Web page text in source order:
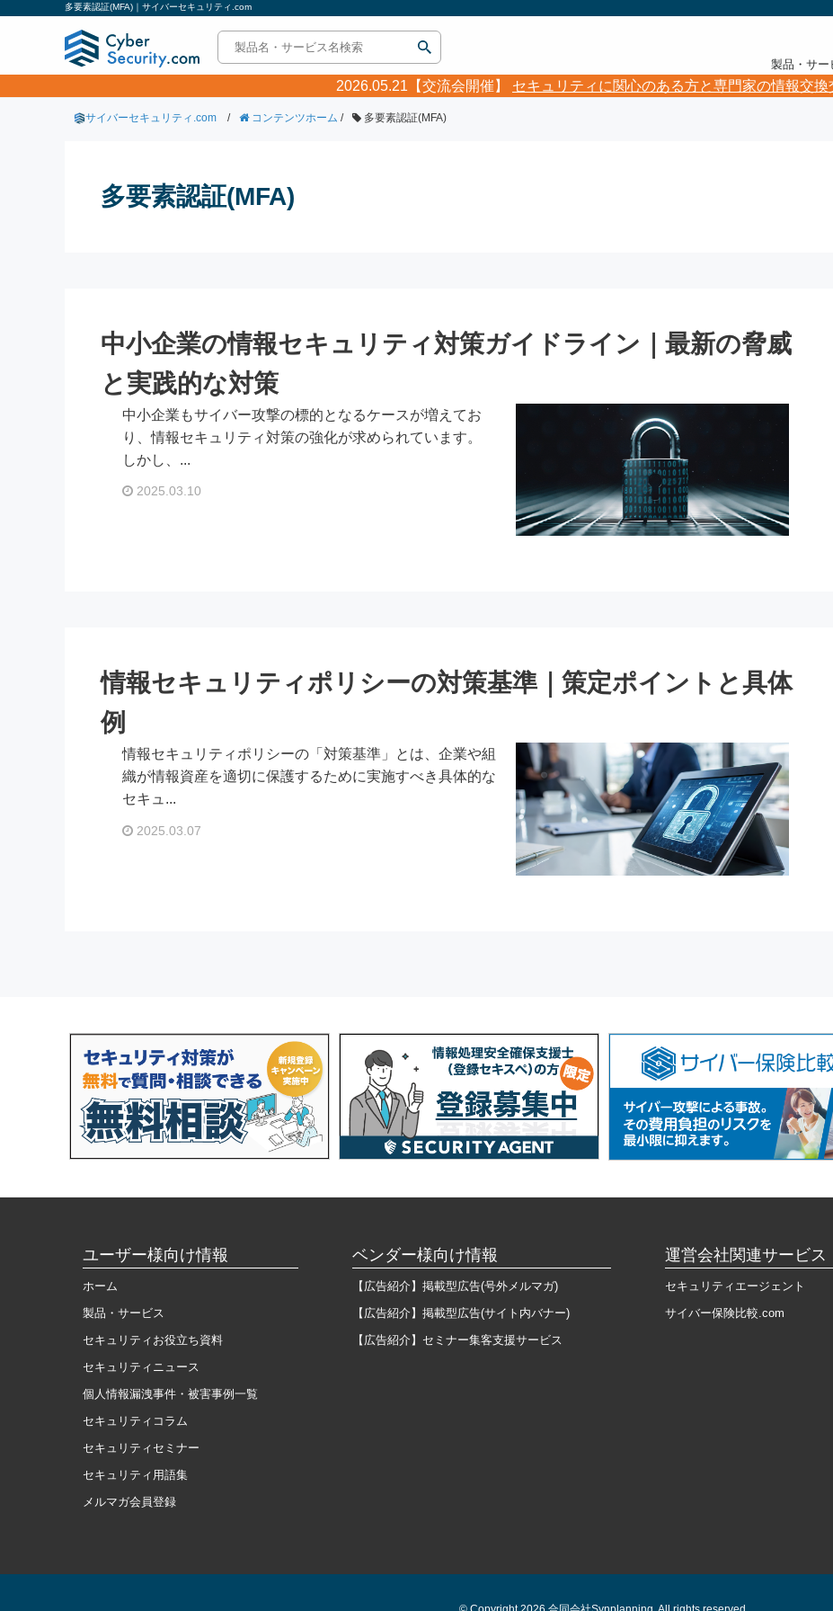
多要素認証(MFA)｜サイバーセキュリティ.com
製品・サー
2026.05.21【交流会開催】 セキュリティに関心のある方と専門家の情報交換
サイバーセキュリティ.com / コンテンツホーム / 多要素認証(MFA)
多要素認証(MFA)
中小企業の情報セキュリティ対策ガイドライン｜最新の脅威
と実践的な対策
中小企業もサイバー攻撃の標的となるケースが増えてお
り、情報セキュリティ対策の強化が求められています。
しかし、...
2025.03.10
情報セキュリティポリシーの対策基準｜策定ポイントと具体
例
情報セキュリティポリシーの「対策基準」とは、企業や組
織が情報資産を適切に保護するために実施すべき具体的な
セキュ...
2025.03.07
ユーザー様向け情報
ホーム
製品・サービス
セキュリティお役立ち資料
セキュリティニュース
個人情報漏洩事件・被害事例一覧
セキュリティコラム
セキュリティセミナー
セキュリティ用語集
メルマガ会員登録
ベンダー様向け情報
【広告紹介】掲載型広告(号外メルマガ)
【広告紹介】掲載型広告(サイト内バナー)
【広告紹介】セミナー集客支援サービス
運営会社関連サービス
セキュリティエージェント
サイバー保険比較.com